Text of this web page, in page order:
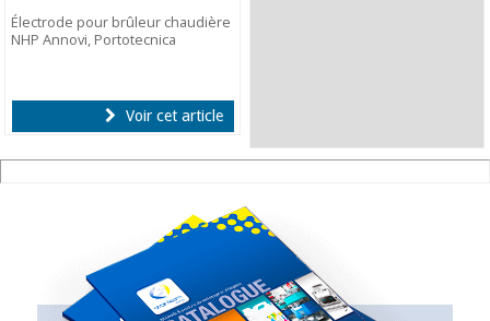
Électrode pour brûleur chaudière
NHP Annovi, Portotecnica
Voir cet article